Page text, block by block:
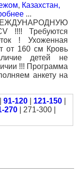
, Казахстан,
...
!!!! Требуются
! Ухоженная
от 160 см Кровь
детей не
!!! Программа
анкету на
91-120| 121-150|
270| 271-300 |